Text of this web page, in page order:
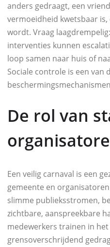
anders gedraagt, een
vermoeidheid kwetsbaar
wordt. Vraag
interventies kunnen
loop samen naar huis of
Sociale controle is een van
De rol van
Een veilig carnaval is een
gemeente en
slimme publieksstromen,
zichtbare, aanspreekbare
medewerkers trainen in
grensoverschrijdend